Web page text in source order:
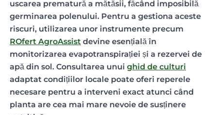
uscarea prematură a mătăsii, făcând imposibilă
germinarea polenului. Pentru a gestiona aceste
riscuri, utilizarea unor instrumente precum
ROfert AgroAssist devine esențială în
monitorizarea evapotranspirației și a rezervei de
apă din sol. Consultarea unui ghid de culturi
adaptat condițiilor locale poate oferi reperele
necesare pentru a interveni exact atunci când
planta are cea mai mare nevoie de susținere